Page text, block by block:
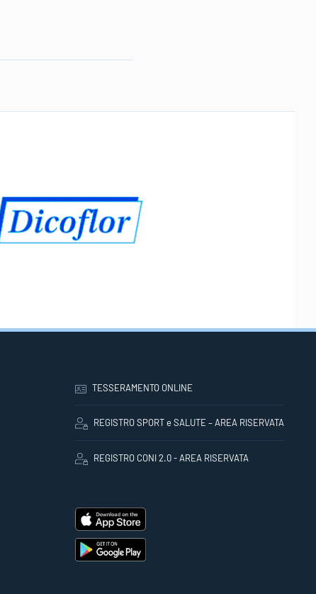
TESSERAMENTO ONLINE
REGISTRO SPORT e SALUTE – AREA RISERVATA
REGISTRO CONI 2.0 - AREA RISERVATA